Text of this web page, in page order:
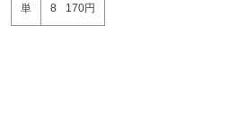
単 8 170円